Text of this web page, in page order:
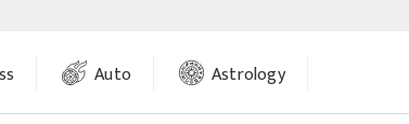
Auto Astrology